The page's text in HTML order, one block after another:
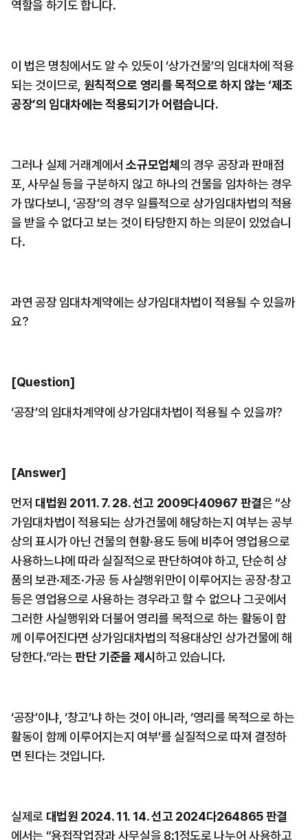
역할을 하기도 합니다.
이 법은 명칭에서도 알 수 있듯이 ‘상가건물’의 임대차에 적용
되는 것이므로, 원칙적으로 영리를 목적으로 하지 않는 ‘제조
공장’의 임대차에는 적용되기가 어렵습니다.
그러나 실제 거래계에서 소규모업체 의 경우 공장과 판매점
포, 사무실 등을 구분하지 않고 하나의 건물을 임차하는 경우
가 많다보니, ‘공장’의 경우 일률적으로 상가임대차법의 적용
을 받을 수 없다고 보는 것이 타당한지 하는 의문이 있었습니
다.
과연 공장 임대차계약에는 상가임대차법이 적용될 수 있을까
요?
[Question]
‘공장’의 임대차계약에 상가임대차법이 적용될 수 있을까?
[Answer]
먼저 대법원 2011. 7. 28. 선고 2009다40967 판결은 “상
가임대차법이 적용되는 상가건물에 해당하는지 여부는 공부
상의 표시가 아닌 건물의 현황·용도 등에 비추어 영업용으로
사용하느냐에 따라 실질적으로 판단하여야 하고, 단순히 상
품의 보관·제조·가공 등 사실행위만이 이루어지는 공장·창고
등은 영업용으로 사용하는 경우라고 할 수 없으나 그곳에서
그러한 사실행위와 더불어 영리를 목적으로 하는 활동이 함
께 이루어진다면 상가임대차법의 적용대상인 상가건물에 해
당한다.”라는 판단 기준을 제시 하고 있습니다.
‘공장’이냐, ‘창고’냐 하는 것이 아니라, ‘영리를 목적으로 하는
활동이 함께 이루어지는지 여부’를 실질적으로 따져 결정하
면 된다는 것입니다.
실제로 대법원 2024. 11. 14. 선고 2024다264865 판결
에서는 “용접작업장과 사무실을 8:1정도로 나누어 사용하고